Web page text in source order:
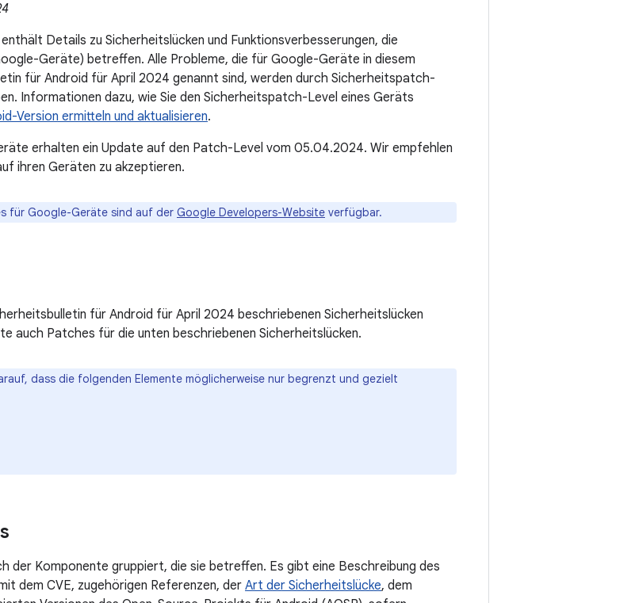
Details zu Sicherheitslücken und Funktionsverbesserungen, die
Geräte) betreffen. Alle Probleme, die für Google-Geräte in diesem
für Android für April 2024 genannt sind, werden durch Sicherheitspatch-
Informationen dazu, wie Sie den Sicherheitspatch-Level eines Geräts
Version ermitteln und aktualisieren.
erhalten ein Update auf den Patch-Level vom 05.04.2024. Wir empfehlen
ihren Geräten zu akzeptieren.
für Google-Geräte sind auf der Google Developers-Website verfügbar.
für Android für April 2024 beschriebenen Sicherheitslücken
auch Patches für die unten beschriebenen Sicherheitslücken.
dass die folgenden Elemente möglicherweise nur begrenzt und gezielt
der Komponente gruppiert, die sie betreffen. Es gibt eine Beschreibung des
dem CVE, zugehörigen Referenzen, der Art der Sicherheitslücke, dem